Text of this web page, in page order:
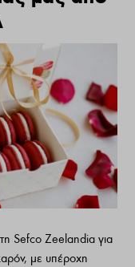
Sefco Zeelandia για
με υπέροχη